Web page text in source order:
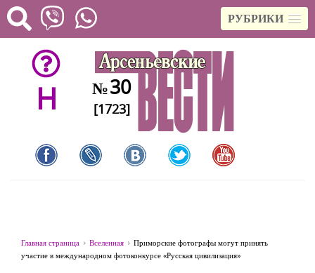
РУБРИКИ
H №30
[1723]
Главная страница Вселенная
Приморские фотографы могут принять
участие в международном фотоконкурсе «Русская цивилизация»